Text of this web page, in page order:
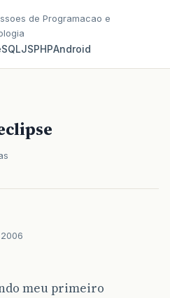
de Programacao e
SQLJSPHPAndroid
meu primeiro